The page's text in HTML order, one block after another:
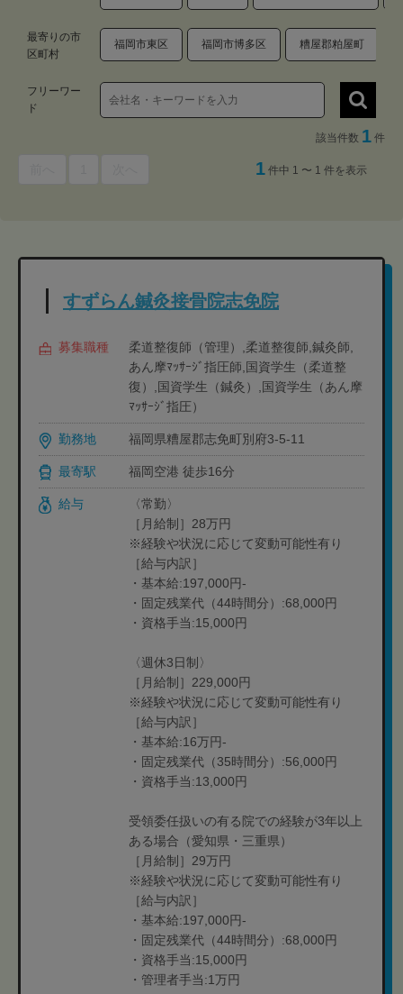
最寄りの市
区町村
福岡市東区 福岡市博多区 糟屋郡粕屋町
フリーワー
ド
該当件数 1 件
1 件中 1 〜 1 件を表示
すずらん鍼灸接骨院志免院
募集職種
柔道整復師（管理）,柔道整復師,鍼灸師,
あん摩ﾏｯｻｰｼﾞ指圧師,国資学生（柔道整
復）,国資学生（鍼灸）,国資学生（あん摩
ﾏｯｻｰｼﾞ指圧）
勤務地 福岡県糟屋郡志免町別府3-5-11
最寄駅 福岡空港 徒歩16分
給与
〈常勤〉
［月給制］28万円
※経験や状況に応じて変動可能性有り
［給与内訳］
・基本給:197,000円-
・固定残業代（44時間分）:68,000円
・資格手当:15,000円
〈週休3日制〉
［月給制］229,000円
※経験や状況に応じて変動可能性有り
［給与内訳］
・基本給:16万円-
・固定残業代（35時間分）:56,000円
・資格手当:13,000円
受領委任扱いの有る院での経験が3年以上
ある場合（愛知県・三重県）
［月給制］29万円
※経験や状況に応じて変動可能性有り
［給与内訳］
・基本給:197,000円-
・固定残業代（44時間分）:68,000円
・資格手当:15,000円
・管理者手当:1万円